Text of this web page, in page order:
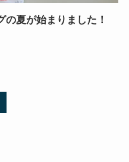
の夏が始まりました！